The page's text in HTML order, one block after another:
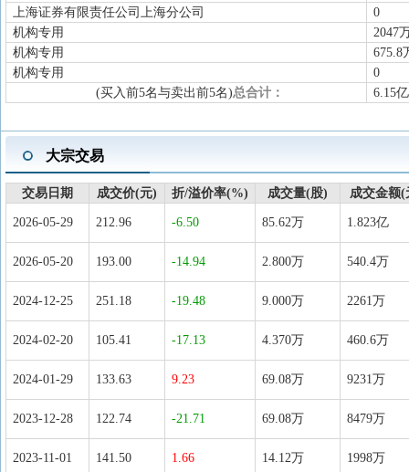
上海证券有限责任公司上海分公司
0
机构专用
2047
机构专用
675.8
机构专用
0
(买入前5名与卖出前5名)总合计： 6.15亿
大宗交易
交易日期 成交价(元) 折/溢价率(%) 成交量(股) 成交金额(
2026-05-29 212.96 -6.50 85.62万 1.823亿
2026-05-20 193.00 -14.94 2.800万 540.4万
2024-12-25 251.18 -19.48 9.000万 2261万
2024-02-20 105.41 -17.13 4.370万 460.6万
2024-01-29 133.63 9.23 69.08万 9231万
2023-12-28 122.74 -21.71 69.08万 8479万
2023-11-01 141.50 1.66 14.12万 1998万